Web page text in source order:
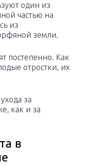
один из
частью на
из
земли.
постепенно. Как
отростки, их
за
как и за
в